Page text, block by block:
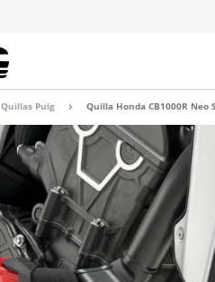
Quillas Puig Quilla Honda CB1000R Neo